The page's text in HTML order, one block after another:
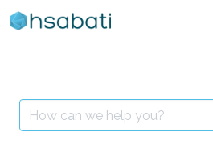
Skip
to
Search
for: